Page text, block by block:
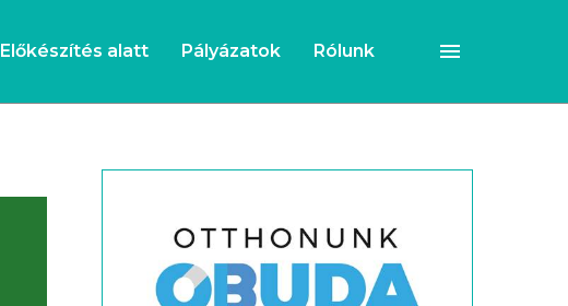
Előkészítés alatt Pályázatok Rólunk